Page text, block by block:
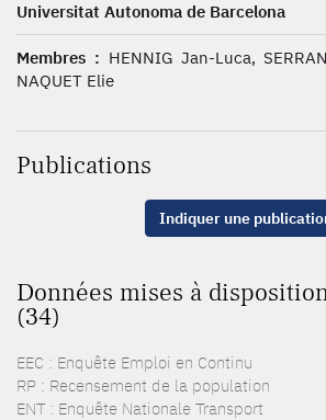
Universitat Autonoma de Barcelona
Membres : HENNIG Jan-Luca,
NAQUET Elie
Publications
Indiquer une
Données mises à
(34)
EEC : Enquête Emploi en Continu
RP : Recensement de la population
ENT : Enquête Nationale Transport